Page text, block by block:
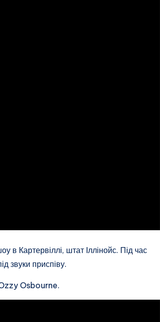
в Картервіллі, штат Іллінойс. Під час
звуки приспіву.
Osbourne.